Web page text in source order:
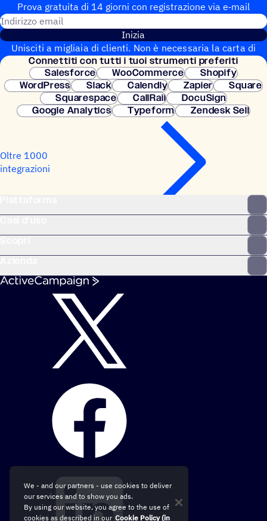
Prova gratuita di 14 giorni con regi­stra­zione via e‑mail
Inizia
Unisciti a migliaia di clienti. Non è necessaria la carta di
credito. Configurazione istantanea.
Connet­titi con tutti i tuoi strumenti preferiti
Salesforce
WooCommerce
Shopify
WordPress
Slack Calendly Zapier
Square
Squarespace
CallRail
DocuSign
Google Analytics
Typeform Zendesk Sell
Oltre 1000
integrazioni
We - and our partners - use cookies to deliver
our services and to show you ads.
By using our website, you agree to the use of
cookies as described in our Cookie Policy (in